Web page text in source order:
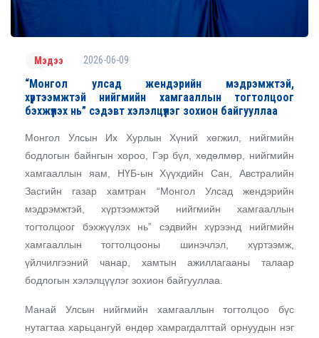
Мэдээ 2026-06-09
“Монгол улсад жендэрийн мэдрэмжтэй,
хүртээмжтэй нийгмийн хамгааллын тогтолцоог
бэхжүүлэх нь” сэдэвт хэлэлцүүлэг зохион байгууллаа
Монгол Улсын Их Хурлын Хүний хөгжил, нийгмийн
бодлогын байнгын хороо, Гэр бүл, хөдөлмөр, нийгмийн
хамгааллын яам, НҮБ-ын Хүүхдийн Сан, Австралийн
Засгийн газар хамтран “Монгол Улсад жендэрийн
мэдрэмжтэй, хүртээмжтэй нийгмийн хамгааллын
тогтолцоог бэхжүүлэх нь” сэдвийн хүрээнд нийгмийн
хамгааллын тогтолцооны шинэчлэл, хүртээмж,
үйлчилгээний чанар, хамтын ажиллагааны талаар
бодлогын хэлэлцүүлэг зохион байгууллаа.
Манай Улсын нийгмийн хамгааллын тогтолцоо бүс
нутагтаа харьцангуй өндөр хамрагдалттай орнуудын нэг